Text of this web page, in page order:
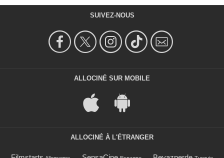
SUIVEZ-NOUS
ALLOCINÉ SUR MOBILE
ALLOCINÉ À L'ÉTRANGER